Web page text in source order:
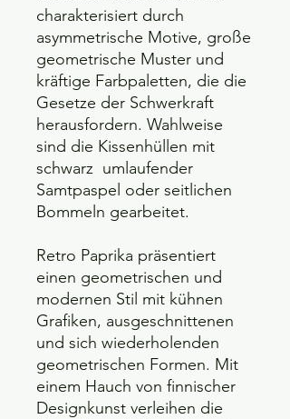
charakterisiert durch
asymmetrische Motive, große
geometrische Muster und
kräftige Farbpaletten, die die
Gesetze der Schwerkraft
herausfordern. Wahlweise
sind die Kissenhüllen mit
schwarz umlaufender
Samtpaspel oder seitlichen
Bommeln gearbeitet.
Retro Paprika präsentiert
einen geometrischen und
modernen Stil mit kühnen
Grafiken, ausgeschnittenen
und sich wiederholenden
geometrischen Formen. Mit
einem Hauch von finnischer
Designkunst verleihen die